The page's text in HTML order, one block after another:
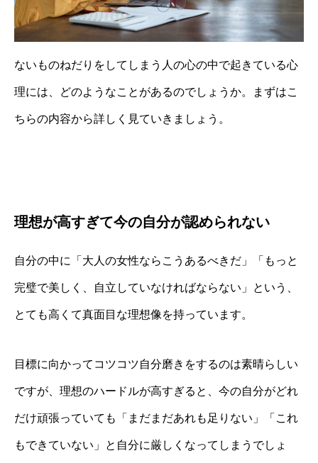
ないものねだりをしてしまう人の心の中で起きている心
理には、どのようなことがあるのでしょうか。まずはこ
ちらの内容から詳しく見ていきましょう。
理想が高すぎて今の自分が認められない
自分の中に「大人の女性ならこうあるべきだ」「もっと
完璧で美しく、自立していなければならない」という、
とても高くて真面目な理想像を持っています。
目標に向かってコツコツ自分磨きをするのは素晴らしい
ですが、理想のハードルが高すぎると、今の自分がどれ
だけ頑張っていても「まだまだあれも足りない」「これ
もできていない」と自分に厳しくなってしまうでしょ